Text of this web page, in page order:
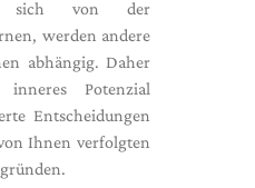
sich von der
werden andere
abhängig. Daher
Potenzial
Entscheidungen
Ihnen verfolgten